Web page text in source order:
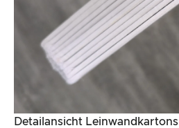
Detailansicht Leinwandkartons